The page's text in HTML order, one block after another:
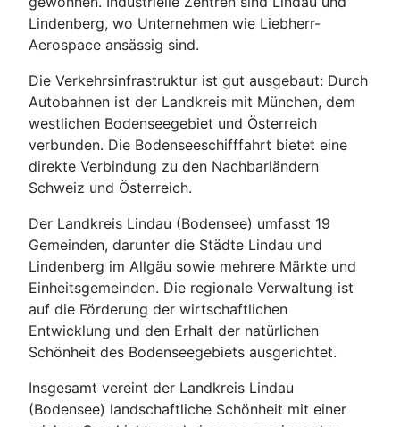
Lindenberg, wo Unternehmen wie Liebherr-
Aerospace ansässig sind.
Die Verkehrsinfrastruktur ist gut ausgebaut: Durch
Autobahnen ist der Landkreis mit München, dem
westlichen Bodenseegebiet und Österreich
verbunden. Die Bodenseeschifffahrt bietet eine
direkte Verbindung zu den Nachbarländern
Schweiz und Österreich.
Der Landkreis Lindau (Bodensee) umfasst 19
Gemeinden, darunter die Städte Lindau und
Lindenberg im Allgäu sowie mehrere Märkte und
Einheitsgemeinden. Die regionale Verwaltung ist
auf die Förderung der wirtschaftlichen
Entwicklung und den Erhalt der natürlichen
Schönheit des Bodenseegebiets ausgerichtet.
Insgesamt vereint der Landkreis Lindau
(Bodensee) landschaftliche Schönheit mit einer